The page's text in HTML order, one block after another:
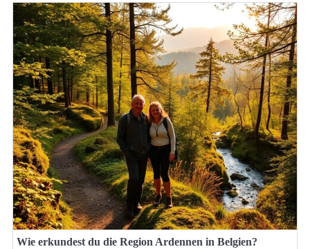
Wie erkundest du die Region Ardennen in Belgien?